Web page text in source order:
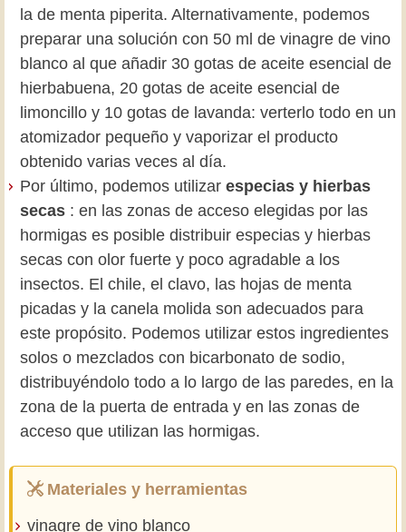
la de menta piperita. Alternativamente, podemos
preparar una solución con 50 ml de vinagre de vino
blanco al que añadir 30 gotas de aceite esencial de
hierbabuena, 20 gotas de aceite esencial de
limoncillo y 10 gotas de lavanda: verterlo todo en un
atomizador pequeño y vaporizar el producto
obtenido varias veces al día.
Por último, podemos utilizar especias y hierbas
secas : en las zonas de acceso elegidas por las
hormigas es posible distribuir especias y hierbas
secas con olor fuerte y poco agradable a los
insectos. El chile, el clavo, las hojas de menta
picadas y la canela molida son adecuados para
este propósito. Podemos utilizar estos ingredientes
solos o mezclados con bicarbonato de sodio,
distribuyéndolo todo a lo largo de las paredes, en la
zona de la puerta de entrada y en las zonas de
acceso que utilizan las hormigas.
Materiales y herramientas
vinagre de vino blanco